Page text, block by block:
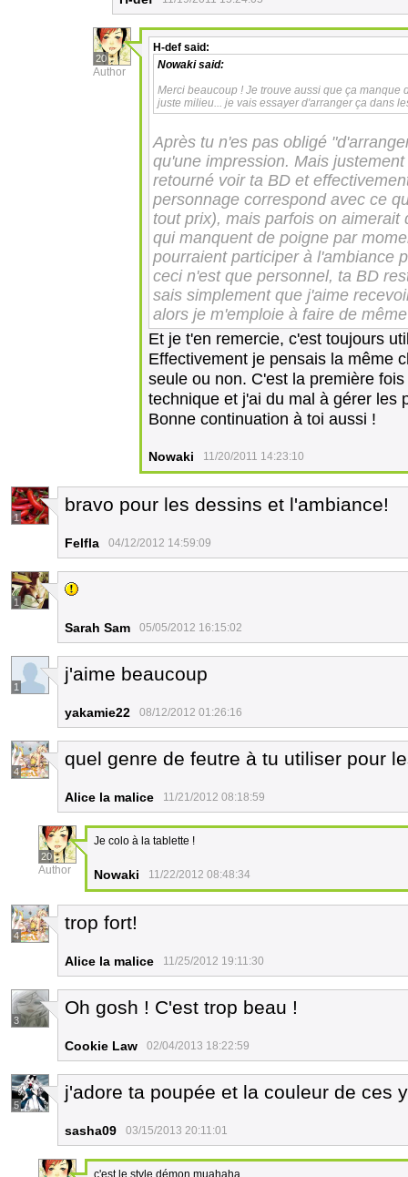
20
Author
H-def said:
Nowakisaid:
Merci beaucoup ! Je trouve aussi que ça manque
juste milieu... je vais essayer d'arranger ça dans
Après tu n'es pas obligé
qu'une impression. Mais
retourné voir ta BD et
personnage correspond avec ce
tout prix), mais parfois on
qui manquent de poigne par
pourraient participer à l'ambiance
ceci n'est que personnel, ta BD
sais simplement que j'aime
alors je m'emploie à faire de
Et je t'en remercie, c'est toujours
Effectivement je pensais la même
seule ou non. C'est la première
technique et j'ai du mal à gérer les
Bonne continuation à toi aussi !
Nowaki 11/20/2011 14:23:10
1
bravo pour les dessins et l'ambiance!
Felfla 04/12/2012 14:59:09
1
Sarah Sam 05/05/2012 16:15:02
1
j'aime beaucoup
yakamie22 08/12/2012 01:26:16
4
quel genre de feutre à tu utiliser pour
Alice la malice 11/21/2012 08:18:59
20
Author
Je colo à la tablette !
Nowaki 11/22/2012 08:48:34
4
trop fort!
Alice la malice 11/25/2012 19:11:30
3
Oh gosh ! C'est trop beau !
Cookie Law 02/04/2013 18:22:59
5
j'adore ta poupée et la couleur de ces
sasha09 03/15/2013 20:11:01
c'est le style démon muahaha